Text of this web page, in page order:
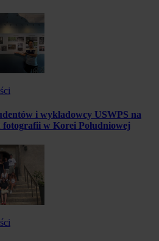
i wykładowcy USWPS na
fotografii w Korei Południowej